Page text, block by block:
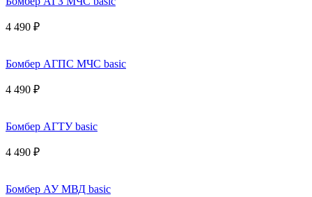
4 490 ₽
Бомбер АГПС МЧС basic
4 490 ₽
Бомбер АГТУ basic
4 490 ₽
Бомбер АУ МВД basic